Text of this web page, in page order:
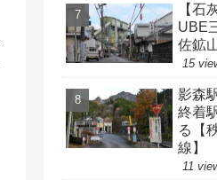
【石
UBE
佐鉱
15
影森
終着
る【
線】
11